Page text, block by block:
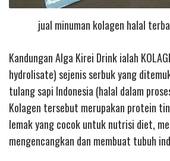
jual minuman kolagen halal
Kandungan Alga Kirei Drink ialah
hydrolisate) sejenis serbuk yang
tulang sapi Indonesia (halal dalam
Kolagen tersebut merupakan protein
lemak yang cocok untuk nutrisi diet,
mengencangkan dan membuat tubuh